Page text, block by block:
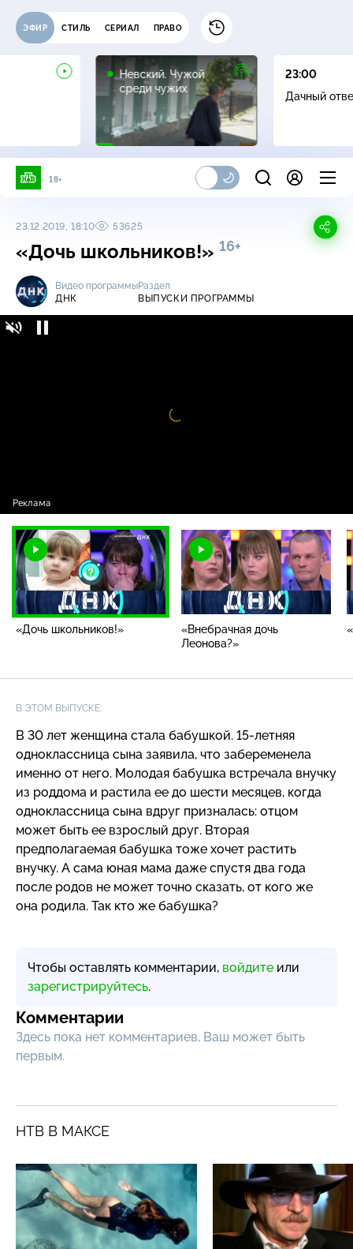
ЭФИР СТИЛЬ СЕРИАЛ ПРАВО
Невский. Чужой
среди чужих
16+
23:00
Дачный
18+
23.12.2019, 18:10 53625
«Дочь школьников!» 16+
Видео программы
ДНК
Раздел
ВЫПУСКИ ПРОГРАММЫ
Видео
проигрыватель
«Дочь школьников!»
«Внебрачная дочь
Леонова?»
В ЭТОМ ВЫПУСКЕ:
В 30 лет женщина стала бабушкой. 15-летняя
одноклассница сына заявила, что забеременела
именно от него. Молодая бабушка встречала внучку
из роддома и растила ее до шести месяцев, когда
одноклассница сына вдруг призналась: отцом
может быть ее взрослый друг. Вторая
предполагаемая бабушка тоже хочет растить
внучку. А сама юная мама даже спустя два года
после родов не может точно сказать, от кого же
она родила. Так кто же бабушка?
Чтобы оставлять комментарии, войдите или
зарегистрируйтесь.
Комментарии
Здесь пока нет комментариев, Ваш может быть
первым.
НТВ В МАКСЕ